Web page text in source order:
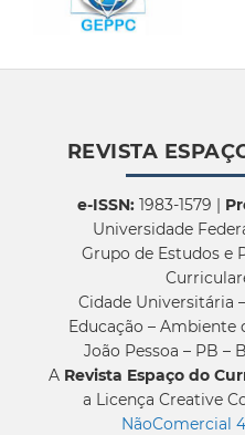
REVISTA
e-ISSN:1983-1579 |
Universidade
Grupo de Estudos e
Cidade Universitária
Educação – Ambiente
João Pessoa – PB –
A Revista Espaço do
a Licença Creative
NãoComercial